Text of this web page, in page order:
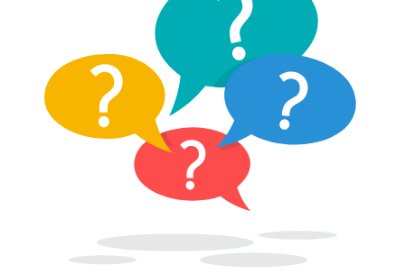
Knoblauch und Zwiebel sorgen für eine herzhafte Basis, während
Chili die angenehme Schärfe liefert. Kräuter wie Petersilie und
Schnittlauch bringen Frische, während Liebstöckel und Gewürze wie
Macis und Curcuma für Tiefe und eine runde, aromatische Würze
sorgen
Die besondere Gewürzkomposition von
Weichgekocht Scharfer Quark
Die Stärke von Weichgekocht Scharfer Quark liegt in der ausgewogenen
Kombination aus würzigen, frischen und leicht scharfen Komponenten.
eine angenehme, nicht aufdringliche Schärfe liefert. Petersilie und
Schnittlauch sorgen für Frische, während Liebstöckel, Macis und